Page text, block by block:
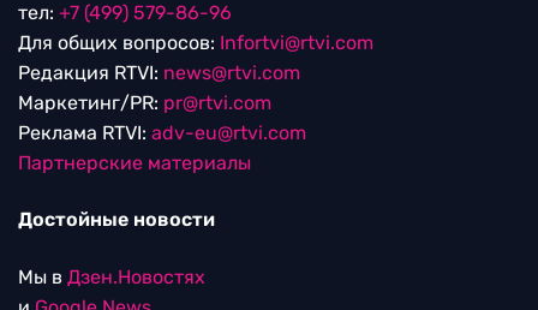
тел: +7 (499) 579-86-96
Для общих вопросов: Infortvi@rtvi.com
Редакция RTVI: news@rtvi.com
Маркетинг/PR: pr@rtvi.com
Реклама RTVI: adv-eu@rtvi.com
Партнерские материалы
Достойные новости
Мы в Дзен.Новостях